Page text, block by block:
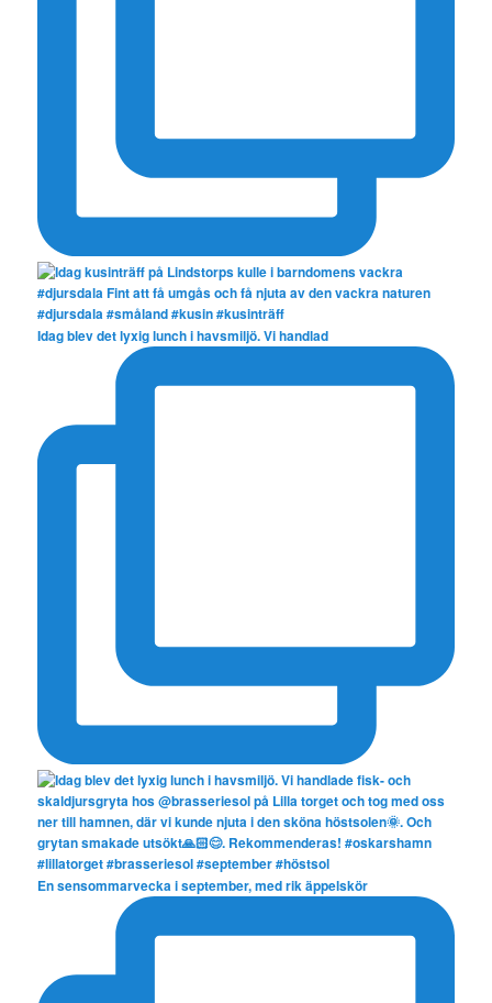
Idag blev det lyxig lunch i havsmiljö. Vi handlad
En sensommarvecka i september, med rik äppelskör